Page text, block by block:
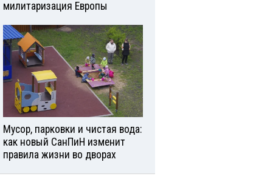
милитаризация Европы
Мусор, парковки и чистая вода:
как новый СанПиН изменит
правила жизни во дворах